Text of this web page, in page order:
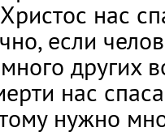
нас
если
других
нас
нужно